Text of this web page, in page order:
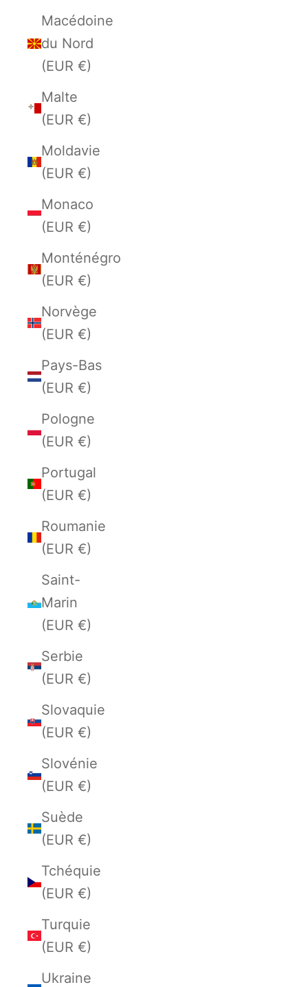
Macédoine
du Nord
(EUR €)
Malte
(EUR €)
Moldavie
(EUR €)
Monaco
(EUR €)
Monténégro
(EUR €)
Norvège
(EUR €)
Pays-Bas
(EUR €)
Pologne
(EUR €)
Portugal
(EUR €)
Roumanie
(EUR €)
Saint-
Marin
(EUR €)
Serbie
(EUR €)
Slovaquie
(EUR €)
Slovénie
(EUR €)
Suède
(EUR €)
Tchéquie
(EUR €)
Turquie
(EUR €)
Ukraine